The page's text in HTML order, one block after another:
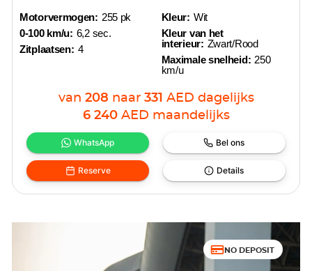
Motorvermogen: 255 pk
0-100 km/u: 6,2 sec.
Zitplaatsen: 4
Kleur: Wit
Kleur van het
interieur: Zwart/Rood
Maximale snelheid: 250
km/u
van 208 naar 331 AED dagelijks
6 240 AED maandelijks
WhatsApp Bel ons
Reserve Details
NO DEPOSIT